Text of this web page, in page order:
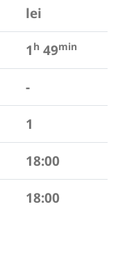
lei
1 h 49min
-
1
18:00
18:00